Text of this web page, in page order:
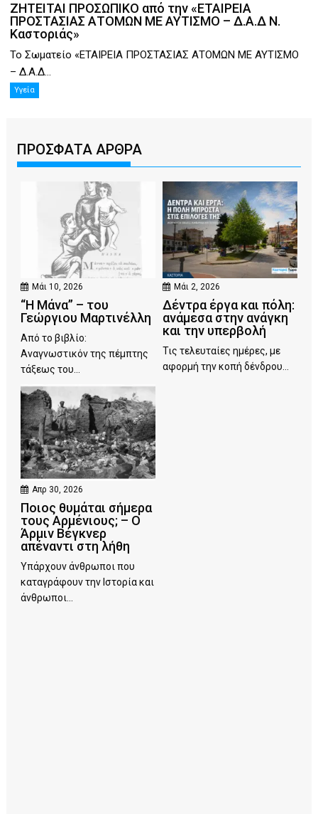
ΖΗΤΕΙΤΑΙ ΠΡΟΣΩΠΙΚΟ από την «ΕΤΑΙΡΕΙΑ
ΠΡΟΣΤΑΣΙΑΣ ΑΤΟΜΩΝ ΜΕ ΑΥΤΙΣΜΟ – Δ.Α.Δ Ν.
Καστοριάς»
Το Σωματείο «ΕΤΑΙΡΕΙΑ ΠΡΟΣΤΑΣΙΑΣ ΑΤΟΜΩΝ ΜΕ ΑΥΤΙΣΜΟ
– Δ.Α.Δ...
Υγεία
ΠΡΟΣΦΑΤΑ ΑΡΘΡΑ
Μάι 10, 2026
“Η Μάνα” – του
Γεώργιου Μαρτινέλλη
Από το βιβλίο:
Αναγνωστικόν της πέμπτης
τάξεως του...
Μάι 2, 2026
Δέντρα έργα και πόλη:
ανάμεσα στην ανάγκη
και την υπερβολή
Τις τελευταίες ημέρες, με
αφορμή την κοπή δένδρου...
Απρ 30, 2026
Ποιος θυμάται σήμερα
τους Αρμένιους; – Ο
Άρμιν Βέγκνερ
απέναντι στη λήθη
Υπάρχουν άνθρωποι που
καταγράφουν την Ιστορία και
άνθρωποι...